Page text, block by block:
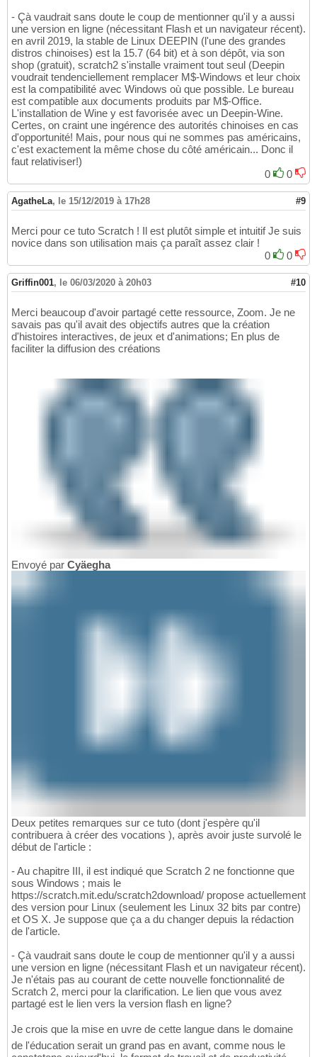
- Çà vaudrait sans doute le coup de mentionner qu'il y a aussi
une version en ligne (nécessitant Flash et un navigateur récent).
en avril 2019, la stable de Linux DEEPIN (l'une des grandes
distros chinoises) est la 15.7 (64 bit) et à son dépôt, via son
shop (gratuit), scratch2 s'installe vraiment tout seul (Deepin
voudrait tendenciellement remplacer M$-Windows et leur choix
est la compatibilité avec Windows où que possible. Le bureau
est compatible aux documents produits par M$-Office.
L'installation de Wine y est favorisée avec un Deepin-Wine.
Certes, on craint une ingérence des autorités chinoises en cas
d'opportunité! Mais, pour nous qui ne sommes pas américains,
c'est exactement la même chose du côté américain... Donc il
faut relativiser!)
0
0
AgatheLa, le 15/12/2019 à 17h28 #9
Merci pour ce tuto Scratch ! Il est plutôt simple et intuitif Je suis
novice dans son utilisation mais ça paraît assez clair !
0
0
Griffin001, le 06/03/2020 à 20h03 #10
Merci beaucoup d'avoir partagé cette ressource, Zoom. Je ne
savais pas qu'il avait des objectifs autres que la création
d'histoires interactives, de jeux et d'animations; En plus de
faciliter la diffusion des créations
Envoyé par Cyäegha
Deux petites remarques sur ce tuto (dont j'espère qu'il
contribuera à créer des vocations ), après avoir juste survolé le
début de l'article :
- Au chapitre III, il est indiqué que Scratch 2 ne fonctionne que
sous Windows ; mais le
https://scratch.mit.edu/scratch2download/ propose actuellement
des version pour Linux (seulement les Linux 32 bits par contre)
et OS X. Je suppose que ça a du changer depuis la rédaction
de l'article.
- Çà vaudrait sans doute le coup de mentionner qu'il y a aussi
une version en ligne (nécessitant Flash et un navigateur récent).
Je n'étais pas au courant de cette nouvelle fonctionnalité de
Scratch 2, merci pour la clarification. Le lien que vous avez
partagé est le lien vers la version flash en ligne?
Je crois que la mise en uvre de cette langue dans le domaine
de l'éducation serait un grand pas en avant, comme nous le